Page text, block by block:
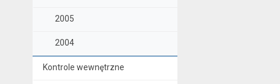
2005
2004
Kontrole wewnętrzne